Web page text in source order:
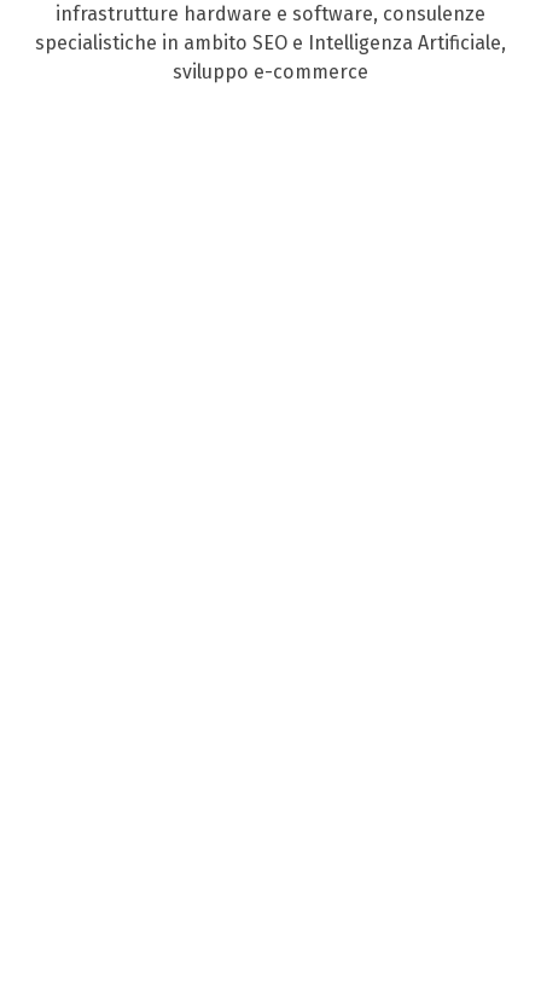
infrastrutture hardware e software, consulenze
specialistiche in ambito SEO e Intelligenza Artificiale,
sviluppo e-commerce